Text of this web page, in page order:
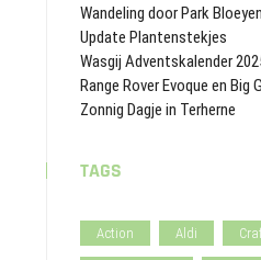
Wandeling door Park
Update Plantenstekjes
Wasgij Adventskalender
Range Rover Evoque en Big
Zonnig Dagje in Terherne
TAGS
Action Aldi